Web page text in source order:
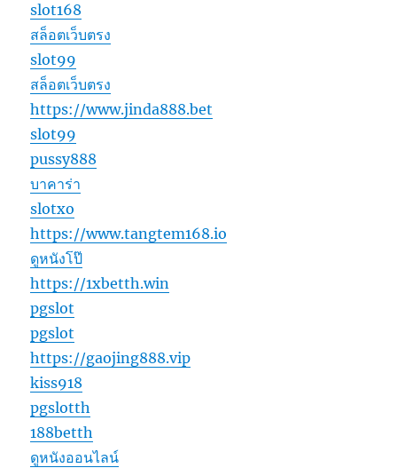
slot168
สล็อตเว็บตรง
slot99
สล็อตเว็บตรง
https://www.jinda888.bet
slot99
pussy888
บาคาร่า
slotxo
https://www.tangtem168.io
ดูหนังโป๊
https://1xbetth.win
pgslot
pgslot
https://gaojing888.vip
kiss918
pgslotth
188betth
ดูหนังออนไลน์